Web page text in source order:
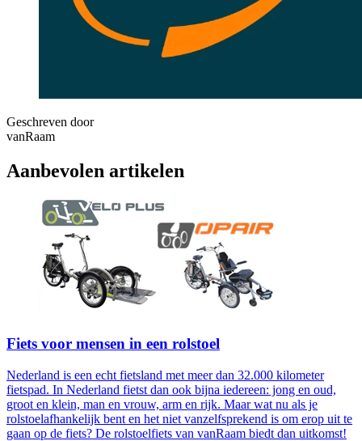
Geschreven door
vanRaam
Aanbevolen artikelen
Fiets voor mensen in een rolstoel
Nederland is een echt fietsland met meer dan 32.000 kilometer
fietspad. In Nederland fietst dan ook bijna iedereen: jong en oud,
groot en klein, man en vrouw, arm en rijk. Maar wat nu als je
rolstoelafhankelijk bent en het niet vanzelfsprekend is om erop uit te
gaan op de fiets? De rolstoelfiets van vanRaam biedt dan uitkomst!